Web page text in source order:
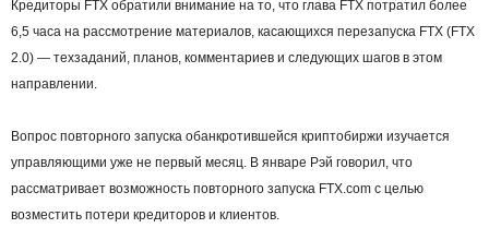
Кредиторы FTX обратили внимание на то, что глава FTX потратил более
6,5 часа на рассмотрение материалов, касающихся перезапуска FTX (FTX
2.0) — техзаданий, планов, комментариев и следующих шагов в этом
направлении.
Вопрос повторного запуска обанкротившейся криптобиржи изучается
управляющими уже не первый месяц. В январе Рэй говорил, что
рассматривает возможность повторного запуска FTX.cоm с целью
возместить потери кредиторов и клиентов.